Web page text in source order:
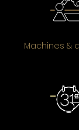
Machines &